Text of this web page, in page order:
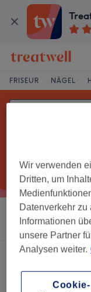
FRISEUR NÄGEL
Sortieren nach
Ein Salon, der anbietet:
Wir verwenden
Dritten, um
Datenverkehr zu
Informationen
unsere Partner
Analysen weiter.
Cookie-